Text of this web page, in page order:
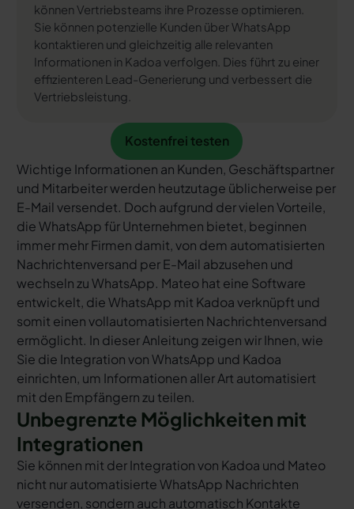
können Vertriebsteams ihre Prozesse optimieren.
Sie können potenzielle Kunden über WhatsApp
kontaktieren und gleichzeitig alle relevanten
Informationen in Kadoa verfolgen. Dies führt zu einer
effizienteren Lead-Generierung und verbessert die
Vertriebsleistung.
Kostenfrei testen
Kostenfrei testen
Wichtige Informationen an Kunden, Geschäftspartner
und Mitarbeiter werden heutzutage üblicherweise per
E-Mail versendet. Doch aufgrund der vielen Vorteile,
die WhatsApp für Unternehmen bietet, beginnen
immer mehr Firmen damit, von dem automatisierten
Nachrichtenversand per E-Mail abzusehen und
wechseln zu WhatsApp. Mateo hat eine Software
entwickelt, die WhatsApp mit Kadoa verknüpft und
somit einen vollautomatisierten Nachrichtenversand
ermöglicht. In dieser Anleitung zeigen wir Ihnen, wie
Sie die Integration von WhatsApp und Kadoa
einrichten, um Informationen aller Art automatisiert
mit den Empfängern zu teilen.
Unbegrenzte Möglichkeiten mit
Integrationen
Sie können mit der Integration von Kadoa und Mateo
nicht nur automatisierte WhatsApp Nachrichten
versenden, sondern auch automatisch Kontakte